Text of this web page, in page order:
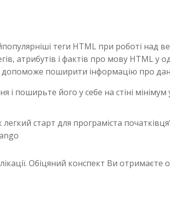
теги HTML при роботі над
атрибутів і фактів про мову HTML
допоможе поширити інформацію про
поширьте його у себе на стіні
старт для програміста
Обіцяний конспект Ви отримаєте